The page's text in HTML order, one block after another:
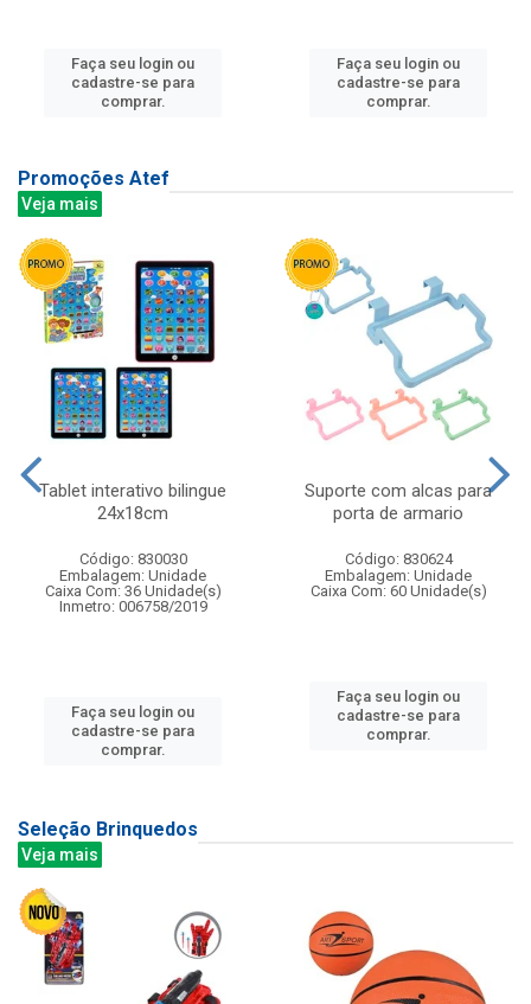
Faça seu login ou
cadastre-se para
comprar.
Faça seu login ou
cadastre-se para
comprar.
Promoções Atef
Veja mais
Tablet interativo bilingue
24x18cm
Código: 830030
Embalagem: Unidade
Caixa Com: 36 Unidade(s)
Inmetro: 006758/2019
Faça seu login ou
cadastre-se para
comprar.
Suporte com alcas para
porta de armario
Código: 830624
Embalagem: Unidade
Caixa Com: 60 Unidade(s)
Faça seu login ou
cadastre-se para
comprar.
Seleção Brinquedos
Veja mais